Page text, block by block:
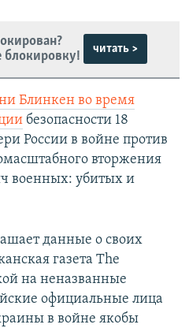
читать >
Блинкен во время
безопасности 18
России в войне против
вторжения
военных: убитых и
данные о своих
газета The
на неназванные
официальные лица
в войне якобы